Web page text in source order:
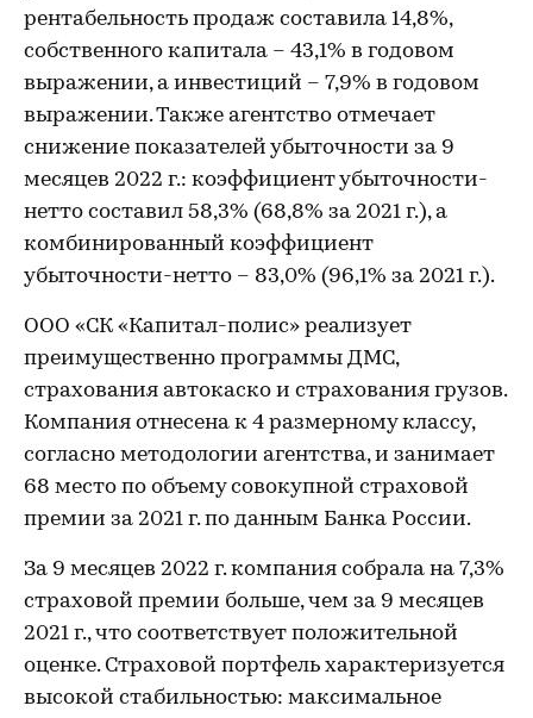
рентабельность продаж составила 14,8%,
собственного капитала – 43,1% в годовом
выражении, а инвестиций – 7,9% в годовом
выражении. Также агентство отмечает
снижение показателей убыточности за 9
месяцев 2022 г.: коэффициент убыточности-
нетто составил 58,3% (68,8% за 2021 г.), а
комбинированный коэффициент
убыточности-нетто – 83,0% (96,1% за 2021 г.).
ООО «СК «Капитал-полис» реализует
преимущественно программы ДМС,
страхования автокаско и страхования грузов.
Компания отнесена к 4 размерному классу,
согласно методологии агентства, и занимает
68 место по объему совокупной страховой
премии за 2021 г. по данным Банка России.
За 9 месяцев 2022 г. компания собрала на 7,3%
страховой премии больше, чем за 9 месяцев
2021 г., что соответствует положительной
оценке. Страховой портфель характеризуется
высокой стабильностью: максимальное